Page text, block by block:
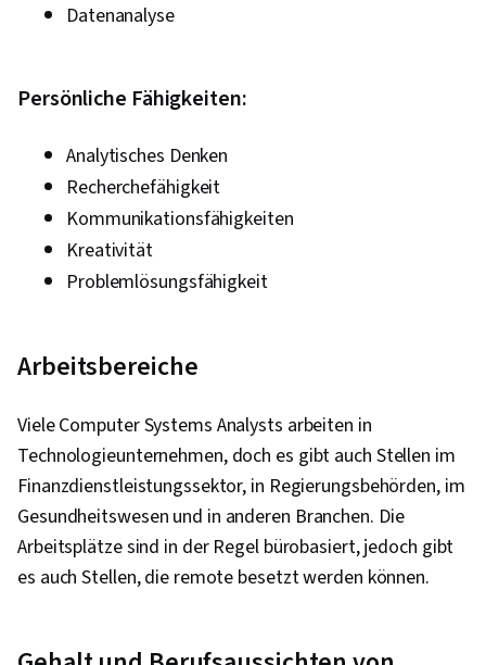
Datenanalyse
Persönliche Fähigkeiten:
Analytisches Denken
Recherchefähigkeit
Kommunikationsfähigkeiten
Kreativität
Problemlösungsfähigkeit
Arbeitsbereiche
Viele Computer Systems Analysts arbeiten in
Technologieunternehmen, doch es gibt auch Stellen im
Finanzdienstleistungssektor, in Regierungsbehörden, im
Gesundheitswesen und in anderen Branchen. Die
Arbeitsplätze sind in der Regel bürobasiert, jedoch gibt
es auch Stellen, die remote besetzt werden können.